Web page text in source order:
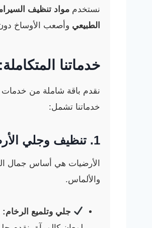
نستخدم مواد تنظيف
الطبيعي وأصعب الأوساخ
خدماتنا
نقدم باقة شاملة من خدمات
خدماتنا تشمل:
1. تنظيف وجلي
الأرضيات هي أساس جمال
والألماس.
جلي وتلميع الرخام: